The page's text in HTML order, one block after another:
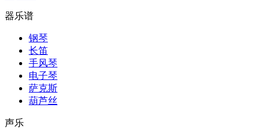
器乐谱
钢琴
长笛
手风琴
电子琴
萨克斯
葫芦丝
声乐